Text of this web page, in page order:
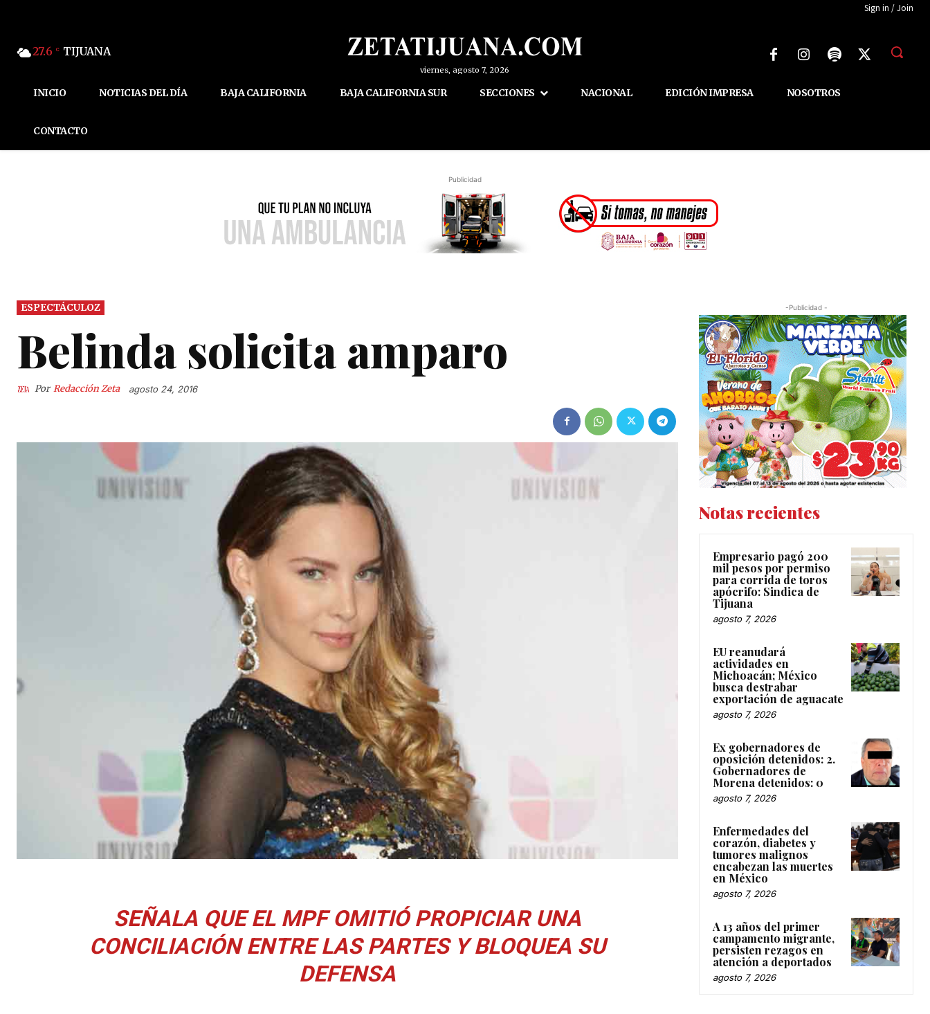
Sign in / Join
27.6 C TIJUANA
viernes, agosto 7, 2026
INICIO NOTICIAS DEL DÍA BAJA CALIFORNIA BAJA CALIFORNIA SUR SECCIONES NACIONAL EDICIÓN IMPRESA NOSOTROS
CONTACTO
Publicidad
ESPECTÁCULOZ
Belinda solicita amparo
Por Redacción Zeta agosto 24, 2016
SEÑALA QUE EL MPF OMITIÓ PROPICIAR UNA
CONCILIACIÓN ENTRE LAS PARTES Y BLOQUEA SU
DEFENSA
-Publicidad -
Notas recientes
Empresario pagó 200
mil pesos por permiso
para corrida de toros
apócrifo: Sindica de
Tijuana
agosto 7, 2026
EU reanudará
actividades en
Michoacán; México
busca destrabar
exportación de aguacate
agosto 7, 2026
Ex gobernadores de
oposición detenidos: 2.
Gobernadores de
Morena detenidos: 0
agosto 7, 2026
Enfermedades del
corazón, diabetes y
tumores malignos
encabezan las muertes
en México
agosto 7, 2026
A 13 años del primer
campamento migrante,
persisten rezagos en
atención a deportados
agosto 7, 2026